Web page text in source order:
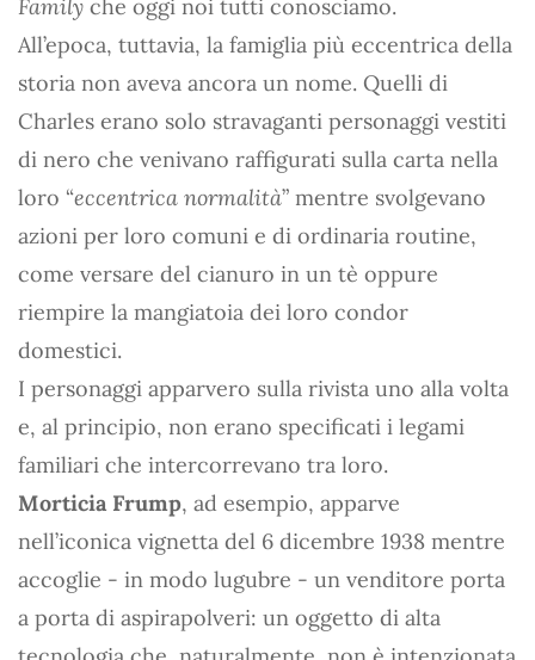
Family che oggi noi tutti conosciamo.
All’epoca, tuttavia, la famiglia più eccentrica della
storia non aveva ancora un nome. Quelli di
Charles erano solo stravaganti personaggi vestiti
di nero che venivano raffigurati sulla carta nella
loro “eccentrica normalità” mentre svolgevano
azioni per loro comuni e di ordinaria routine,
come versare del cianuro in un tè oppure
riempire la mangiatoia dei loro condor
domestici.
I personaggi apparvero sulla rivista uno alla volta
e, al principio, non erano specificati i legami
familiari che intercorrevano tra loro.
Morticia Frump, ad esempio, apparve
nell’iconica vignetta del 6 dicembre 1938 mentre
accoglie - in modo lugubre - un venditore porta
a porta di aspirapolveri: un oggetto di alta